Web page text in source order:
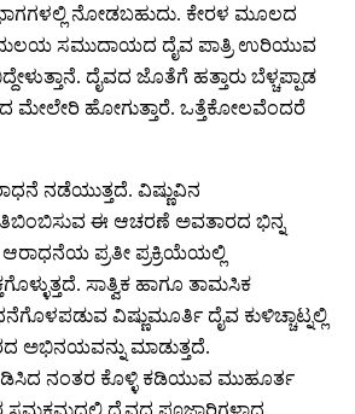
ನೋಡಬಹುದು. ಕೇರಳ ಮೂಲದ
ಮಲಯ ಸಮುದಾಯದ ದೈವ ಪಾತ್ರಿ ಉರಿಯುವ
ದೈವದ ಜೊತೆಗೆ ಹತ್ತಾರು ಬೆಳ್ಚಪ್ಪಾಡ
ಹೋಗುತ್ತಾರೆ. ಒತ್ತೆಕೋಲವೆಂದರೆ
ನಡೆಯುತ್ತದೆ. ವಿಷ್ಣುವಿನ
ಈ ಆಚರಣೆ ಅವತಾರದ ಭಿನ್ನ
ಆರಾಧನೆಯ ಪ್ರತೀ ಪ್ರಕ್ರಿಯೆಯಲ್ಲಿ
ಸಾತ್ವಿಕ ಹಾಗೂ ತಾಮಸಿಕ
ವಿಷ್ಣುಮೂರ್ತಿ ದೈವ ಕುಳಿಚ್ಚಾಟ್ನಲ್ಲಿ
ಅಭಿನಯವನ್ನು ಮಾಡುತ್ತದೆ.
ನಂತರ ಕೊಳ್ಳಿ ಕಡಿಯುವ ಮುಹೂರ್ತ
ದೈವದ ಪೂಜಾರಿಗಳಾದ